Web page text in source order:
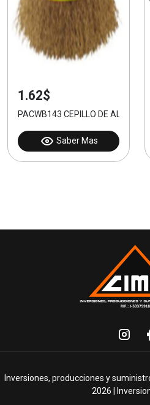
1.62$
PACWB143 CEPILLO DE
Saber Mas
Inversiones, producciones y
2026 |